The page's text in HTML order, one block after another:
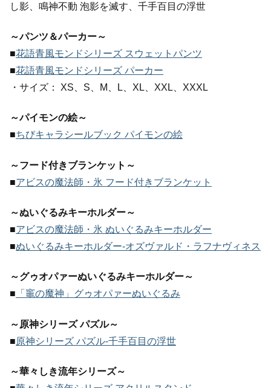
し影、鳴神不動 泡影を滅す、千手百目の浮世
～パンツ＆パーカー～
■花語青風モンドシリーズ スウェットパンツ
■花語青風モンドシリーズ パーカー
・サイズ： XS、S、M、L、XL、XXL、XXXL
～パイモンの絵～
■ちびキャラシールブック パイモンの絵
～フード付きブランケット～
■アビスの魔法師・氷 フード付きブランケット
～ぬいぐるみキーホルダー～
■アビスの魔法師・氷 ぬいぐるみキーホルダー
■ぬいぐるみキーホルダー-オズヴァルド・ラフナヴィネス
～グゥオパァーぬいぐるみキーホルダー～
■ 「竈の魔神」グゥオパァーぬいぐるみ
～原神シリーズ パズル～
■原神シリーズ パズル-千手百目の浮世
～華々しき流年シリーズ～